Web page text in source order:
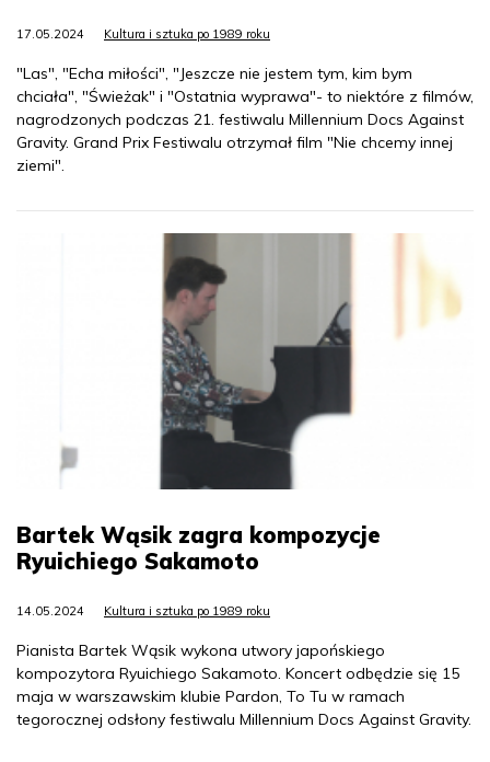
17.05.2024 Kultura i sztuka po 1989 roku
"Las", "Echa miłości", "Jeszcze nie jestem tym, kim bym
chciała", "Świeżak" i "Ostatnia wyprawa"- to niektóre z filmów,
nagrodzonych podczas 21. festiwalu Millennium Docs Against
Gravity. Grand Prix Festiwalu otrzymał film "Nie chcemy innej
ziemi".
Bartek Wąsik zagra kompozycje
Ryuichiego Sakamoto
14.05.2024 Kultura i sztuka po 1989 roku
Pianista Bartek Wąsik wykona utwory japońskiego
kompozytora Ryuichiego Sakamoto. Koncert odbędzie się 15
maja w warszawskim klubie Pardon, To Tu w ramach
tegorocznej odsłony festiwalu Millennium Docs Against Gravity.